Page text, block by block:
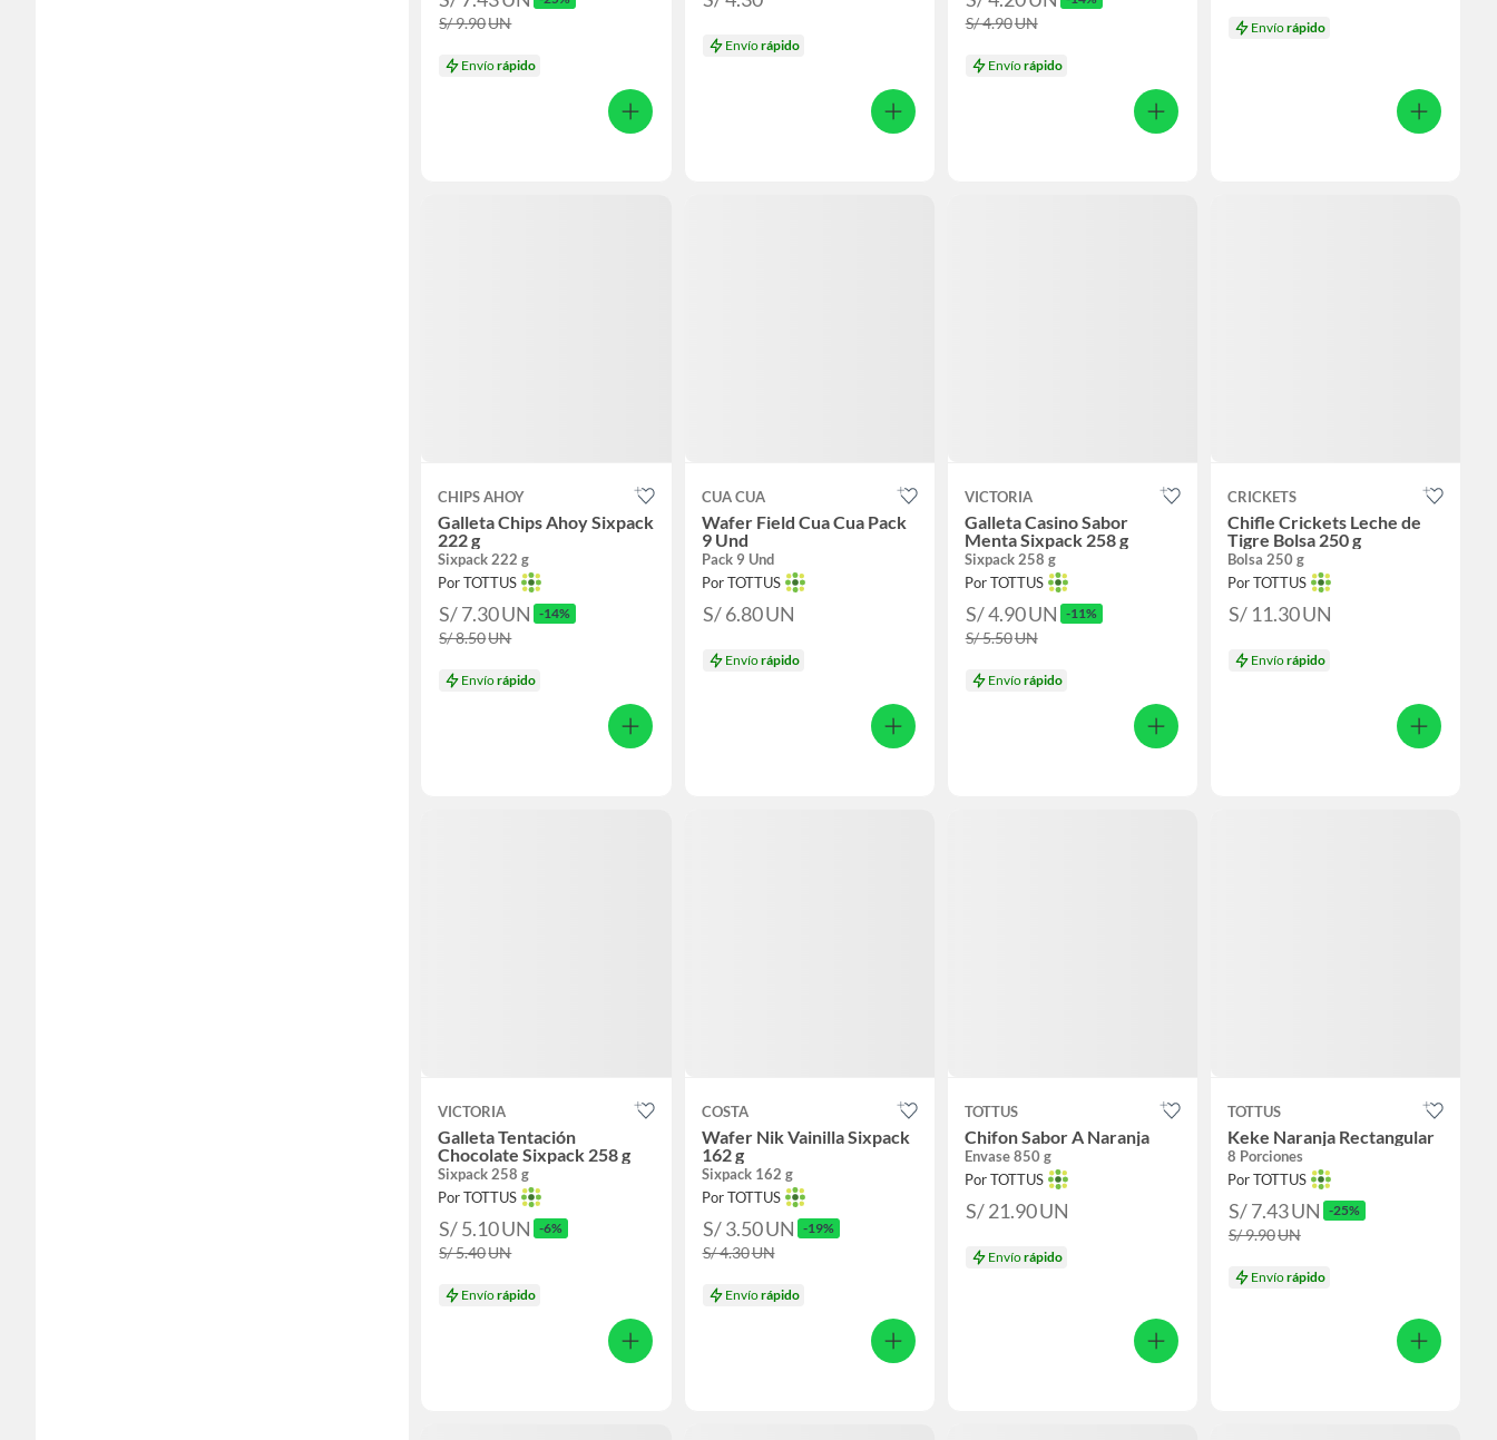
S/ 9.90UN
Envíorápido
Envíorápido
S/ 4.90UN
Envíorápido
Envíorápido
CHIPS AHOY
Galleta Chips Ahoy Sixpack
222 g
Sixpack 222 g
Por TOTTUS
S/ 7.30UN -14%
S/ 8.50UN
Envíorápido
CUA CUA
Wafer Field Cua Cua Pack
9 Und
Pack 9 Und
Por TOTTUS
S/ 6.80UN
Envíorápido
VICTORIA
Galleta Casino Sabor
Menta Sixpack 258 g
Sixpack 258 g
Por TOTTUS
S/ 4.90UN -11%
S/ 5.50UN
Envíorápido
CRICKETS
Chifle Crickets Leche de
Tigre Bolsa 250 g
Bolsa 250 g
Por TOTTUS
S/ 11.30UN
Envíorápido
VICTORIA
Galleta Tentación
Chocolate Sixpack 258 g
Sixpack 258 g
Por TOTTUS
S/ 5.10UN -6%
S/ 5.40UN
Envíorápido
COSTA
Wafer Nik Vainilla Sixpack
162 g
Sixpack 162 g
Por TOTTUS
S/ 3.50UN -19%
S/ 4.30UN
Envíorápido
TOTTUS
Chifon Sabor A Naranja
Envase 850 g
Por TOTTUS
S/ 21.90UN
Envíorápido
TOTTUS
Keke Naranja Rectangular
8 Porciones
Por TOTTUS
S/ 7.43UN -25%
S/ 9.90UN
Envíorápido